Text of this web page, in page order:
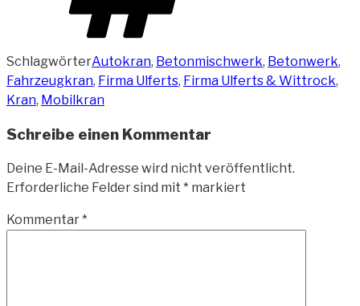
SchlagwörterAutokran, Betonmischwerk, Betonwerk,
Fahrzeugkran, Firma Ulferts, Firma Ulferts & Wittrock,
Kran, Mobilkran
Schreibe einen Kommentar
Deine E-Mail-Adresse wird nicht veröffentlicht.
Erforderliche Felder sind mit * markiert
Kommentar*